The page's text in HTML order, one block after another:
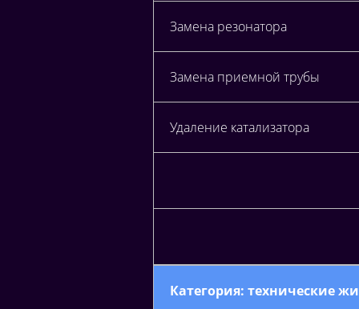
Замена резонатора
Замена приемной трубы
Удаление катализатора
Категория: технические